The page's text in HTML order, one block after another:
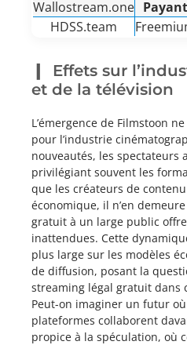
Wallostream.one Payant
HDSS.team
Effets sur
et de la télévision
L’émergence de Filmstoon
pour l’industrie
nouveautés, les spectateurs
privilégiant souvent les
que les créateurs de
économique, il n’en
gratuit à un large public
inattendues. Cette
plus large sur les modèles
de diffusion, posant la
streaming légal gratuit dans
Peut-on imaginer un futur
plateformes collaborent
propice à la spéculation, où